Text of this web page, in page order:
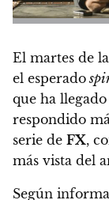
El martes de
el esperado
que ha
respondido
serie de FX,
más vista del
Según informa